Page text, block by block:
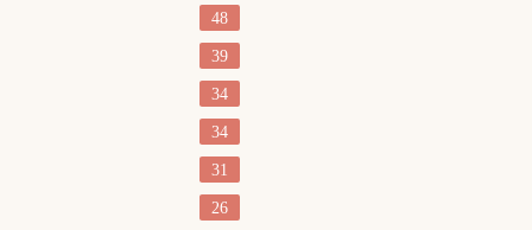
48
39
34
34
31
26